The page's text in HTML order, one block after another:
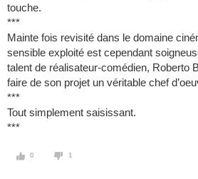
touche.
***
Mainte fois revisité dans le domaine
sensible exploité est cependant
talent de réalisateur-comédien, Roberto
faire de son projet un véritable chef
***
Tout simplement saisissant.
***
0 1